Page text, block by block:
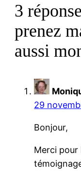
3
prenez
aussi
29
Bonjour,
Merci pour